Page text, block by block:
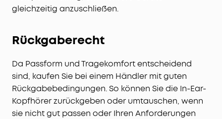
gleichzeitig anzuschließen.
Rückgaberecht
Da Passform und Tragekomfort entscheidend
sind, kaufen Sie bei einem Händler mit guten
Rückgabebedingungen. So können Sie die In-Ear-
Kopfhörer zurückgeben oder umtauschen, wenn
sie nicht gut passen oder Ihren Anforderungen